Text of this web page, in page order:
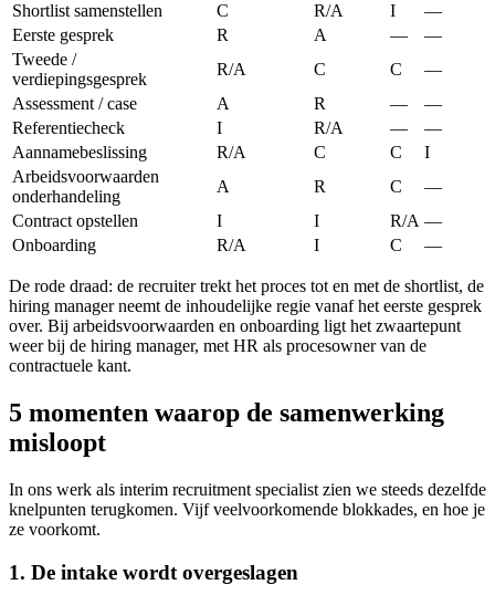
Shortlist samenstellen
C R/A I
—
Eerste gesprek
R A —
—
Tweede /
verdiepingsgesprek
R/A C C
—
Assessment / case
A R —
—
Referentiecheck
I R/A —
—
Aannamebeslissing
R/A C C
I
Arbeidsvoorwaarden
onderhandeling
A R C
—
Contract opstellen
I I R/A —
Onboarding
R/A I C —
De rode draad: de recruiter trekt het proces tot en met de shortlist, de
hiring manager neemt de inhoudelijke regie vanaf het eerste gesprek
over. Bij arbeidsvoorwaarden en onboarding ligt het zwaartepunt
weer bij de hiring manager, met HR als procesowner van de
contractuele kant.
5 momenten waarop de samenwerking
misloopt
In ons werk als interim recruitment specialist zien we steeds dezelfde
knelpunten terugkomen. Vijf veelvoorkomende blokkades, en hoe je
ze voorkomt.
1. De intake wordt overgeslagen